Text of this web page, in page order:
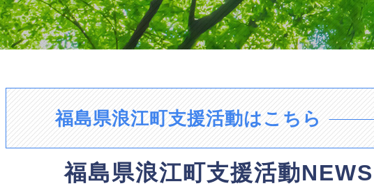
福島県浪江町支援活動はこちら
福島県浪江町支援活動NEWS